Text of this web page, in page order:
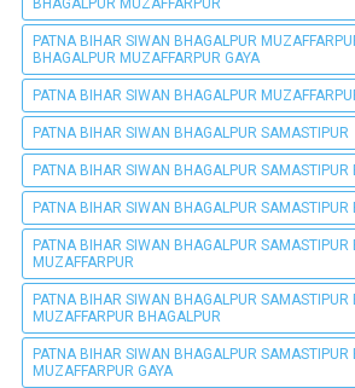
PATNA BIHAR SIWAN BHAGALPUR
BHAGALPUR MUZAFFARPUR GAYA
PATNA BIHAR SIWAN BHAGALPUR
PATNA BIHAR SIWAN BHAGALPUR SAMASTIPUR
PATNA BIHAR SIWAN BHAGALPUR SAMASTIPUR
PATNA BIHAR SIWAN BHAGALPUR SAMASTIPUR
PATNA BIHAR SIWAN BHAGALPUR SAMASTIPUR
MUZAFFARPUR
PATNA BIHAR SIWAN BHAGALPUR SAMASTIPUR
MUZAFFARPUR BHAGALPUR
PATNA BIHAR SIWAN BHAGALPUR SAMASTIPUR
MUZAFFARPUR GAYA